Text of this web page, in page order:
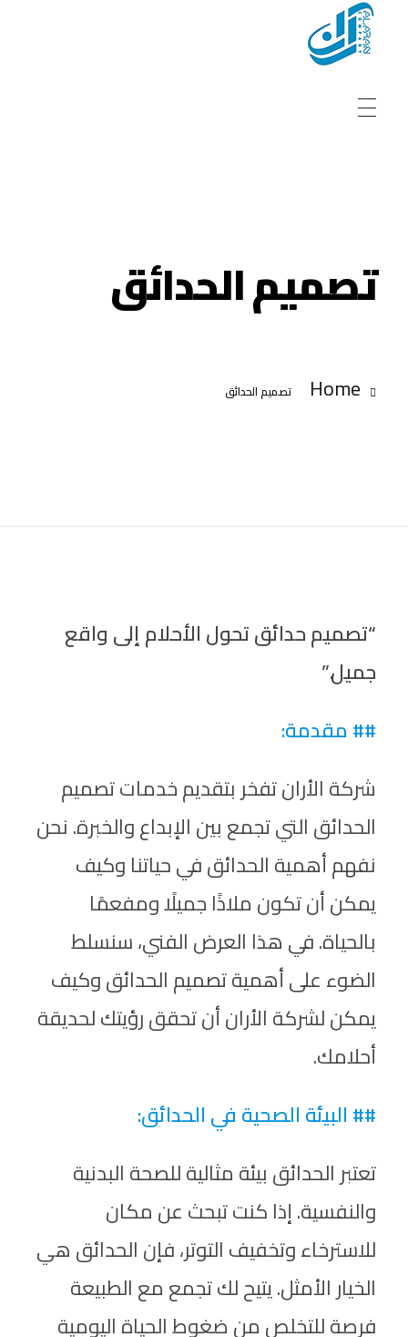
Home تصميم الحدائق
تصميم الحدائق
“تصميم حدائق تحول الأحلام إلى واقع
جميل.”
## مقدمة:
شركة الأران تفخر بتقديم خدمات تصميم
الحدائق التي تجمع بين الإبداع والخبرة. نحن
نفهم أهمية الحدائق في حياتنا وكيف
يمكن أن تكون ملاذًا جميلًا ومفعمًا
بالحياة. في هذا العرض الفني، سنسلط
الضوء على أهمية تصميم الحدائق وكيف
يمكن لشركة الأران أن تحقق رؤيتك لحديقة
أحلامك.
## البيئة الصحية في الحدائق:
تعتبر الحدائق بيئة مثالية للصحة البدنية
والنفسية. إذا كنت تبحث عن مكان
للاسترخاء وتخفيف التوتر، فإن الحدائق هي
الخيار الأمثل. يتيح لك تجمع مع الطبيعة
فرصة للتخلص من ضغوط الحياة اليومية